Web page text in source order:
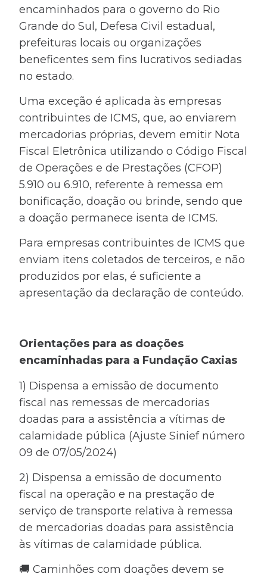
encaminhados para o governo do Rio
Grande do Sul, Defesa Civil estadual,
prefeituras locais ou organizações
beneficentes sem fins lucrativos sediadas
no estado.
Uma exceção é aplicada às empresas
contribuintes de ICMS, que, ao enviarem
mercadorias próprias, devem emitir Nota
Fiscal Eletrônica utilizando o Código Fiscal
de Operações e de Prestações (CFOP)
5.910 ou 6.910, referente à remessa em
bonificação, doação ou brinde, sendo que
a doação permanece isenta de ICMS.
Para empresas contribuintes de ICMS que
enviam itens coletados de terceiros, e não
produzidos por elas, é suficiente a
apresentação da declaração de conteúdo.
Orientações para as doações
encaminhadas para a Fundação Caxias
1) Dispensa a emissão de documento
fiscal nas remessas de mercadorias
doadas para a assistência a vítimas de
calamidade pública (Ajuste Sinief número
09 de 07/05/2024)
2) Dispensa a emissão de documento
fiscal na operação e na prestação de
serviço de transporte relativa à remessa
de mercadorias doadas para assistência
às vítimas de calamidade pública.
🚚 Caminhões com doações devem se